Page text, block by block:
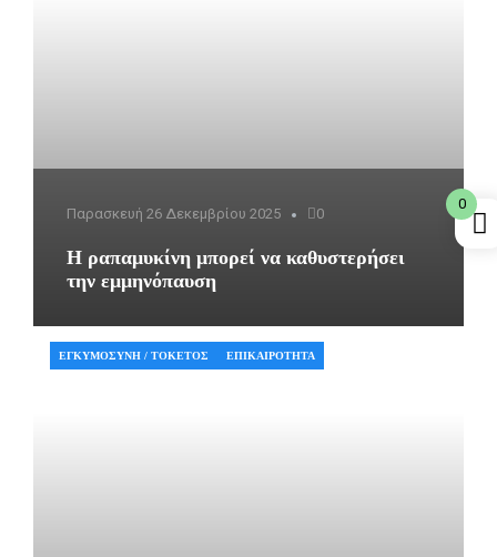
Παρασκευή 26 Δεκεμβρίου 2025 0
Η ραπαμυκίνη μπορεί να καθυστερήσει
την εμμηνόπαυση
ΕΓΚΥΜΟΣΎΝΗ / ΤΟΚΕΤΌΣ ΕΠΙΚΑΙΡΌΤΗΤΑ
0